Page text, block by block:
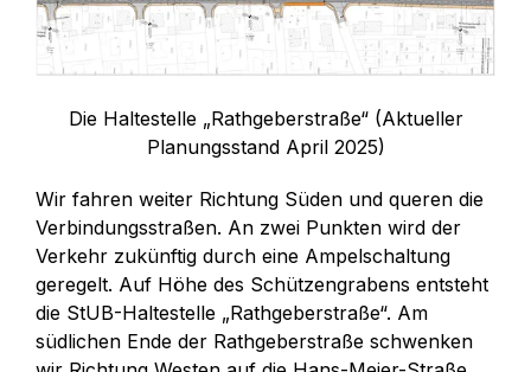
Die Haltestelle „Rathgeberstraße“ (Aktueller
Planungsstand April 2025)
Wir fahren weiter Richtung Süden und queren die
Verbindungsstraßen. An zwei Punkten wird der
Verkehr zukünftig durch eine Ampelschaltung
geregelt. Auf Höhe des Schützengrabens entsteht
die StUB-Haltestelle „Rathgeberstraße“. Am
südlichen Ende der Rathgeberstraße schwenken